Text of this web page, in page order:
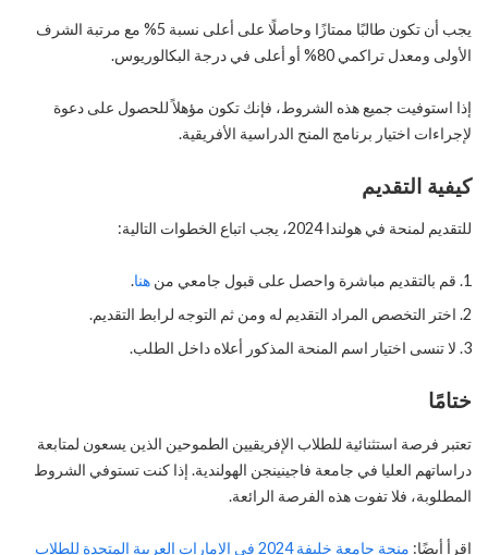
يجب أن تكون طالبًا ممتازًا وحاصلًا على أعلى نسبة 5% مع مرتبة الشرف
الأولى ومعدل تراكمي 80% أو أعلى في درجة البكالوريوس.
إذا استوفيت جميع هذه الشروط، فإنك تكون مؤهلاً للحصول على دعوة
لإجراءات اختيار برنامج المنح الدراسية الأفريقية.
كيفية التقديم
للتقديم لمنحة في هولندا 2024، يجب اتباع الخطوات التالية:
قم بالتقديم مباشرة واحصل على قبول جامعي من هنا.
اختر التخصص المراد التقديم له ومن ثم التوجه لرابط التقديم.
لا تنسى اختيار اسم المنحة المذكور أعلاه داخل الطلب.
ختامًا
تعتبر فرصة استثنائية للطلاب الإفريقيين الطموحين الذين يسعون لمتابعة
دراساتهم العليا في جامعة فاجينينجن الهولندية. إذا كنت تستوفي الشروط
المطلوبة، فلا تفوت هذه الفرصة الرائعة.
اقرأ أيضًا: منحة جامعة خليفة 2024 في الإمارات العربية المتحدة للطلاب